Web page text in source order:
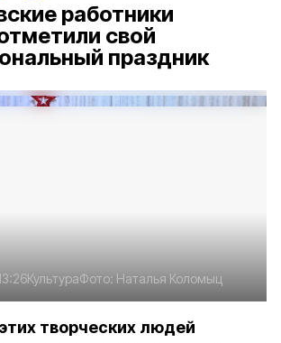
работники
свой
праздник
КультураФото: Наталья Коломыц
творческих людей